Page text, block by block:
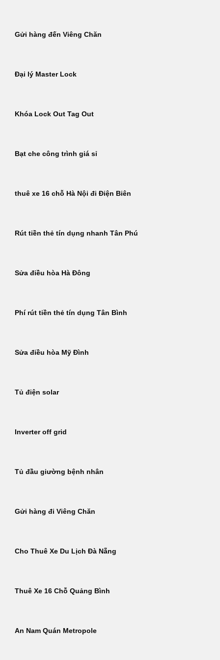
Gửi hàng đến Viêng Chăn
Đại lý Master Lock
Khóa Lock Out Tag Out
Bạt che công trình giá sỉ
thuê xe 16 chỗ Hà Nội đi Điện Biên
Rút tiền thẻ tín dụng nhanh Tân Phú
Sửa điều hòa Hà Đông
Phí rút tiền thẻ tín dụng Tân Bình
Sửa điều hòa Mỹ Đình
Tủ điện solar
Inverter off grid
Tủ đầu giường bệnh nhân
Gửi hàng đi Viêng Chăn
Cho Thuê Xe Du Lịch Đà Nẵng
Thuê Xe 16 Chỗ Quảng Bình
An Nam Quán Metropole